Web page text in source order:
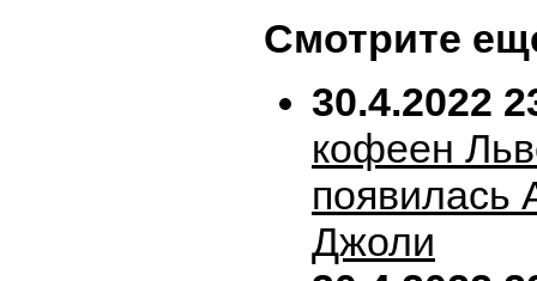
Смотрите
30.4.2022
кофеен
появилась
Джоли